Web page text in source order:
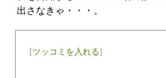
出さなきゃ・・・。
[ツッコミを入れる]